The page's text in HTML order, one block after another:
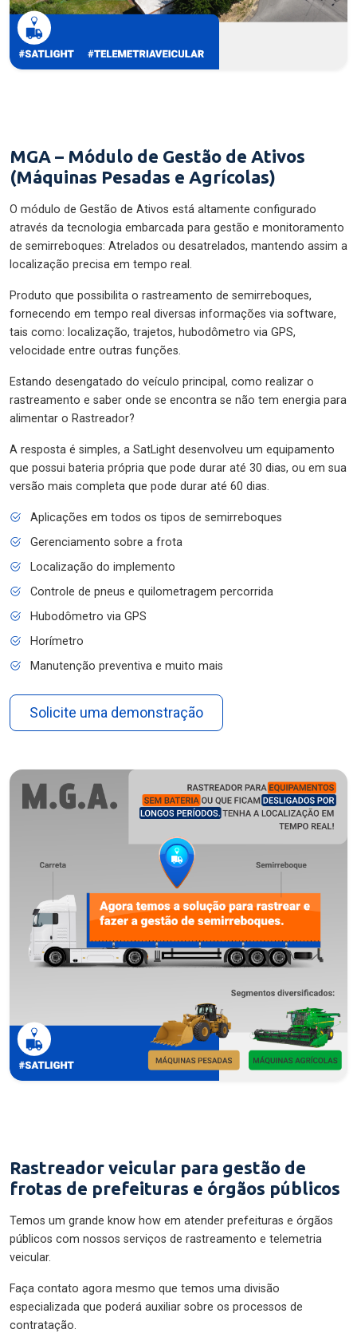
MGA – Módulo de Gestão de Ativos
(Máquinas Pesadas e Agrícolas)
O módulo de Gestão de Ativos está altamente configurado
através da tecnologia embarcada para gestão e monitoramento
de semirreboques: Atrelados ou desatrelados, mantendo assim a
localização precisa em tempo real.
Produto que possibilita o rastreamento de semirreboques,
fornecendo em tempo real diversas informações via software,
tais como: localização, trajetos, hubodômetro via GPS,
velocidade entre outras funções.
Estando desengatado do veículo principal, como realizar o
rastreamento e saber onde se encontra se não tem energia para
alimentar o Rastreador?
A resposta é simples, a SatLight desenvolveu um equipamento
que possui bateria própria que pode durar até 30 dias, ou em sua
versão mais completa que pode durar até 60 dias.
Aplicações em todos os tipos de semirreboques
Gerenciamento sobre a frota
Localização do implemento
Controle de pneus e quilometragem percorrida
Hubodômetro via GPS
Horímetro
Manutenção preventiva e muito mais
Solicite uma demonstração
Rastreador veicular para gestão de
frotas de prefeituras e órgãos públicos
Temos um grande know how em atender prefeituras e órgãos
públicos com nossos serviços de rastreamento e telemetria
veicular.
Faça contato agora mesmo que temos uma divisão
especializada que poderá auxiliar sobre os processos de
contratação.